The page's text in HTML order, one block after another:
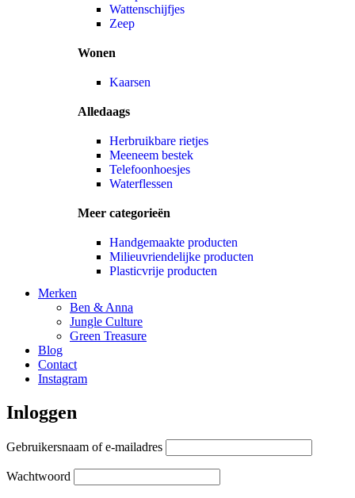
Wattenschijfjes
Zeep
Wonen
Kaarsen
Alledaags
Herbruikbare rietjes
Meeneem bestek
Telefoonhoesjes
Waterflessen
Meer categorieën
Handgemaakte producten
Milieuvriendelijke producten
Plasticvrije producten
Merken
Ben & Anna
Jungle Culture
Green Treasure
Blog
Contact
Instagram
Inloggen
Gebruikersnaam of e-mailadres
Wachtwoord